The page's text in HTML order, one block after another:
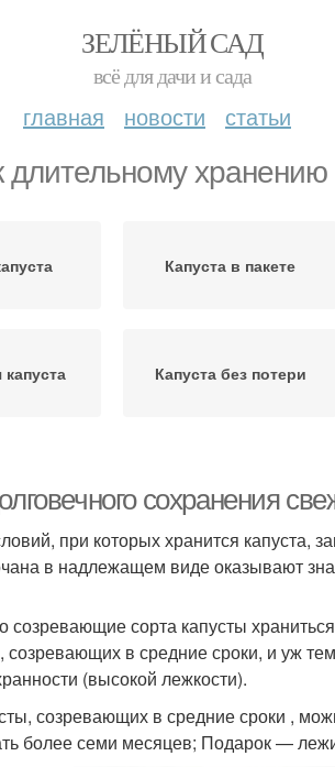
ЗЕЛЁНЫЙ САД
всё для дачи и сада
главная новости статьи
длительному хранению
Капуста в пакете
капуста Капуста без потери
сохранения
при которых хранится капуста,
в надлежащем виде оказывают
созревающие сорта капусты
созревающих в средние сроки, и уж
(высокой лежкости).
созревающих в средние сроки ,
более семи месяцев; Подарок —